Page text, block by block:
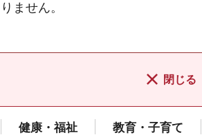
ません。
閉じる
健康・福祉 教育・子育て